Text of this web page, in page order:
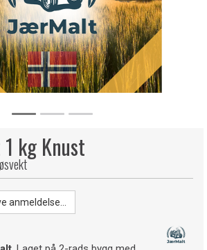
kg Knust
anmeldelse...